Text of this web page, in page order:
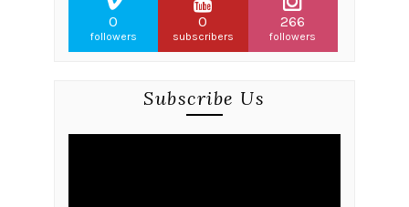
0
followers
0
subscribers
266
followers
Subscribe Us